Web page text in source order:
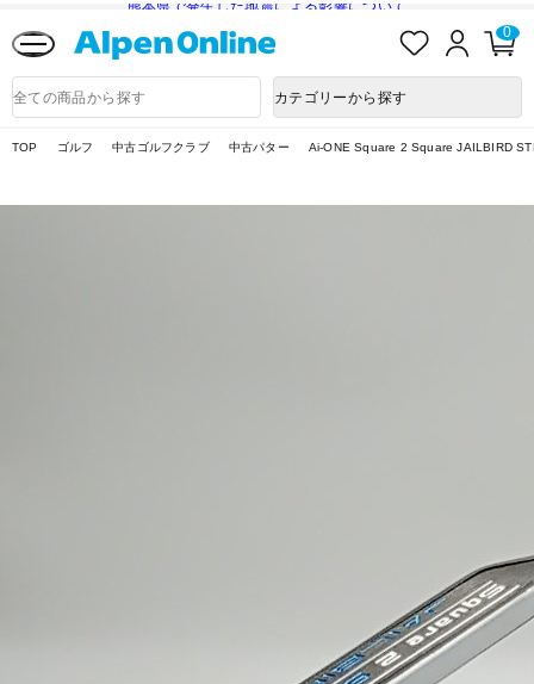
熊本県で発生した地震による影響について
入
ロ
ン
0
品
検
カテゴリーから探す
TOP ゴルフ 中古ゴルフクラブ 中古パター Ai-ONE Square 2 Square JAILBIRD